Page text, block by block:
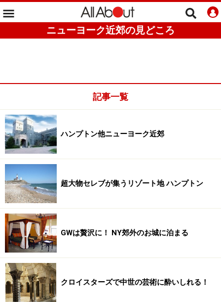
ニューヨーク近郊の見どころ
記事一覧
ハンプトン他ニューヨーク近郊
超大物セレブが集うリゾート地 ハンプトン
GWは贅沢に！ NY郊外のお城に泊まる
クロイスターズで中世の芸術に酔いしれる！